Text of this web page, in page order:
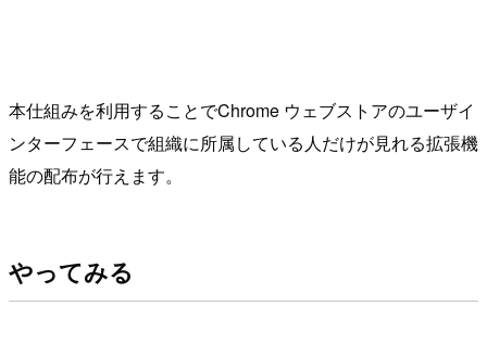
本仕組みを利用することでChrome ウェブストアのユーザイ
ンターフェースで組織に所属している人だけが見れる拡張機
能の配布が行えます。
やってみる